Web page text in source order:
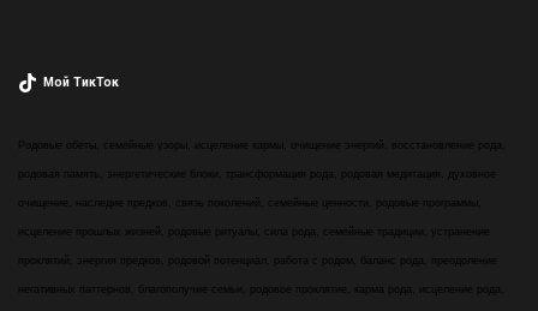
Мой ТикТок
Родовые обеты, семейные узоры, исцеление кармы, очищение энергий, восстановление рода,
родовая память, энергетические блоки, трансформация рода, родовая медитация, духовное
очищение, наследие предков, связь поколений, семейные ценности, родовые программы,
исцеление прошлых жизней, родовые ритуалы, сила рода, семейные традиции, устранение
проклятий, энергия предков, родовой потенциал, работа с родом, баланс рода, преодоление
негативных паттернов, благополучие семьи, родовое проклятие, карма рода, исцеление рода,